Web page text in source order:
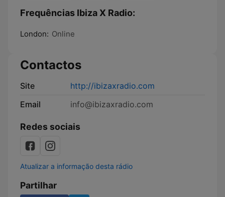
Frequências Ibiza X Radio:
London: Online
Contactos
Site
http://ibizaxradio.com
Email
info@ibizaxradio.com
Redes sociais
Atualizar a informação desta rádio
Partilhar